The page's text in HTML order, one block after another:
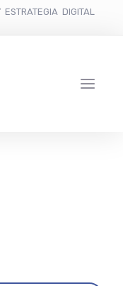
ESTRATEGIA DIGITAL